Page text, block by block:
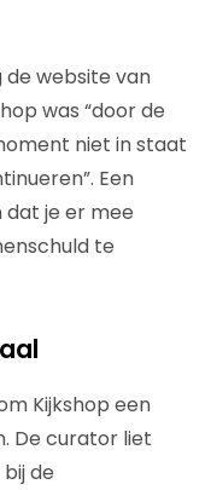
de website van
was “door de
niet in staat
Een
je er mee
te
Kijkshop een
De curator liet
de